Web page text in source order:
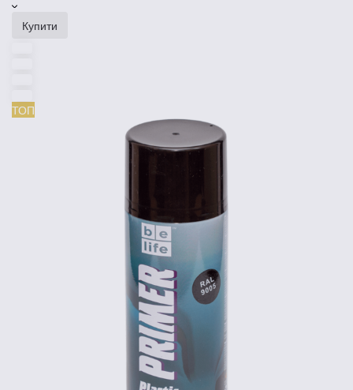
Купити
ТОП